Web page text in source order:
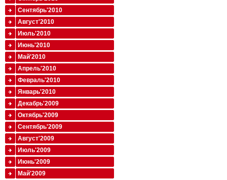
Сентябрь'2010
Август'2010
Июль'2010
Июнь'2010
Май'2010
Апрель'2010
Февраль'2010
Январь'2010
Декабрь'2009
Октябрь'2009
Сентябрь'2009
Август'2009
Июль'2009
Июнь'2009
Май'2009